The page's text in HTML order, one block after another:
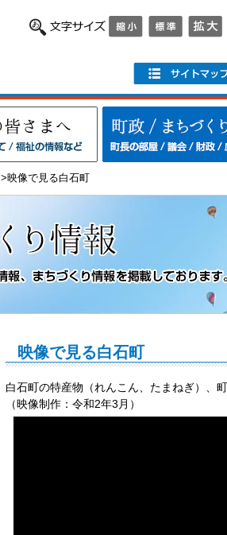
>映像で見る白石町
映像で見る白石町
白石町の特産物（れんこん、たまねぎ）、
（映像制作：令和2年3月）